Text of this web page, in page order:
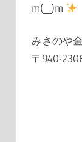
m(__)m
みさのや
〒940-